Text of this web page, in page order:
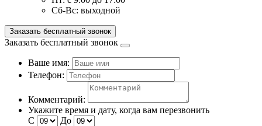
Сб-Вс: выходной
Заказать бесплатный звонок
Заказать бесплатный звонок
Ваше имя:
Телефон:
Комментарий:
Укажите время и дату, когда вам перезвонить
С
До